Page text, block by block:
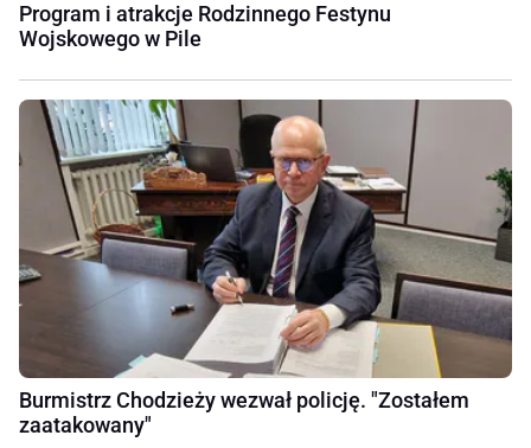
Program i atrakcje Rodzinnego Festynu
Wojskowego w Pile
Burmistrz Chodzieży wezwał policję. "Zostałem
zaatakowany"